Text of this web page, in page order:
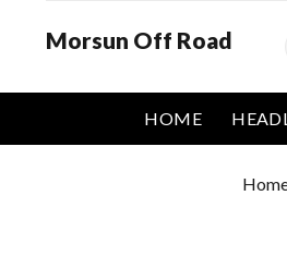
Morsun Off Road
HOME